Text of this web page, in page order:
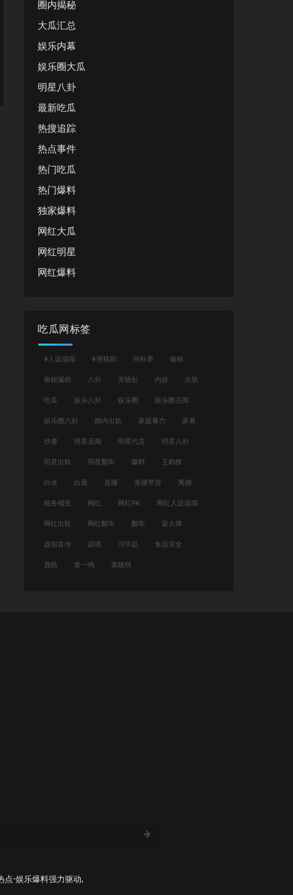
圈内揭秘
大瓜汇总
娱乐内幕
娱乐圈大瓜
明星八卦
最新吃瓜
热搜追踪
热点事件
热门吃瓜
热门爆料
独家爆料
网红大瓜
网红明星
网红爆料
吃瓜网标签
#人设崩塌 #潜规则 何秋亊 偷税
偷税漏税 八卦 关晓彤 内娱 出轨
吃瓜 娱乐八卦 娱乐圈 娱乐圈丑闻
娱乐圈八卦 婚内出轨 家庭暴力 家暴
抄袭 明星丑闻 明星代言 明星八卦
明星出轨 明星翻车 爆料 王鹤棣
白冰 白鹿 直播 直播带货 离婚
税务稽查 网红 网红PK 网红人设崩塌
网红出轨 网红翻车 翻车 耍大牌
虚假宣传 辟谣 闫学晶 食品安全
鹿晗 黄一鸣 黄晓明
点-娱乐爆料强力驱动,